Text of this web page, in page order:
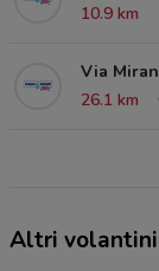
10.9 km
Via
26.1 km
Altri